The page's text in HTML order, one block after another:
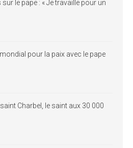
le pape : « Je travaille pour un
pour la paix avec le pape
Charbel, le saint aux 30 000